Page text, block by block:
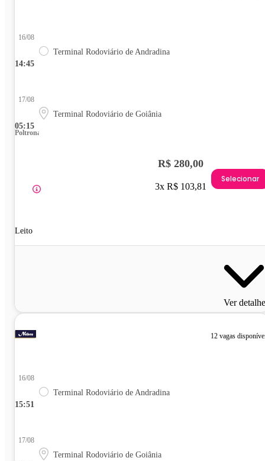
14:45
16/08
Terminal Rodoviário de Andradina
05:15
17/08
Terminal Rodoviário de Goiânia
Poltrona
Leito
R$ 280,00
3x R$ 103,81
Selecionar
Ver
12 vagas
15:51
16/08
Terminal Rodoviário de Andradina
17/08
Terminal Rodoviário de Goiânia